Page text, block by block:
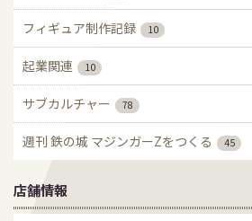
フィギュア制作記録 10
起業関連 10
サブカルチャー 78
週刊 鉄の城 マジンガーZをつくる 45
店舗情報